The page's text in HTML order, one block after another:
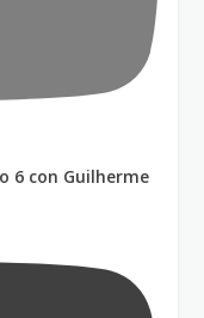
6 con Guilherme